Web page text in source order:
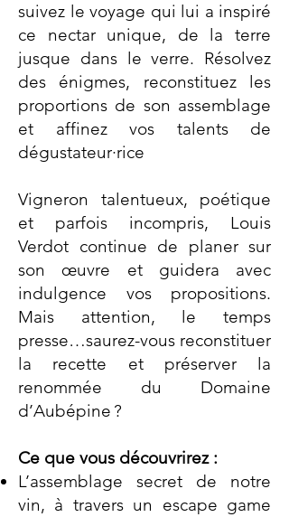
suivez le voyage qui lui a inspiré
ce nectar unique, de la terre
jusque dans le verre. Résolvez
des énigmes, reconstituez les
proportions de son assemblage
et affinez vos talents de
dégustateur·rice
Vigneron talentueux, poétique
et parfois incompris, Louis
Verdot continue de planer sur
son œuvre et guidera avec
indulgence vos propositions.
Mais attention, le temps
presse…saurez-vous reconstituer
la recette et préserver la
renommée du Domaine
d’Aubépine ?
Ce que vous découvrirez :
L’assemblage secret de notre
vin, à travers un escape game